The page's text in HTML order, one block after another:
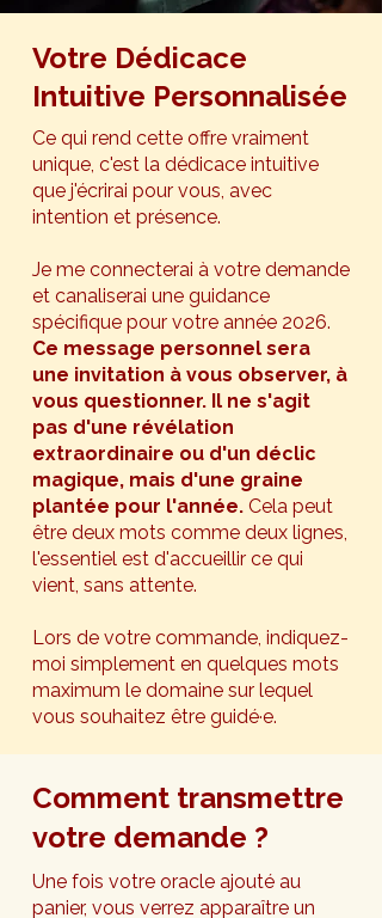
Votre Dédicace
Intuitive Personnalisée
Ce qui rend cette offre vraiment
unique, c'est la dédicace intuitive
que j'écrirai pour vous, avec
intention et présence.
Je me connecterai à votre demande
et canaliserai une guidance
spécifique pour votre année 2026.
Ce message personnel sera
une invitation à vous observer, à
vous questionner. Il ne s'agit
pas d'une révélation
extraordinaire ou d'un déclic
magique, mais d'une graine
plantée pour l'année. Cela peut
être deux mots comme deux lignes,
l'essentiel est d'accueillir ce qui
vient, sans attente.
Lors de votre commande, indiquez-
moi simplement en quelques mots
maximum le domaine sur lequel
vous souhaitez être guidé·e.
Comment transmettre
votre demande ?
Une fois votre oracle ajouté au
panier, vous verrez apparaître un